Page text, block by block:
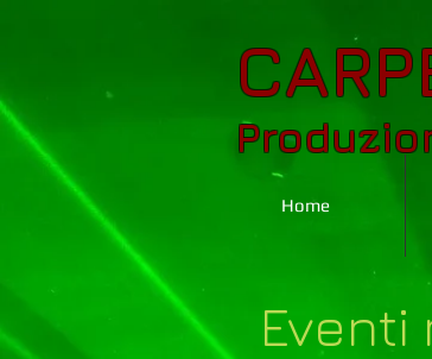
Home
Eventi